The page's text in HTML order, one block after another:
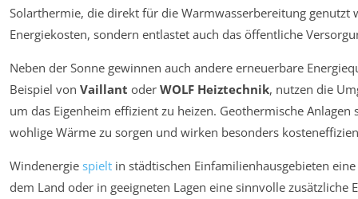
Solarthermie, die direkt für die Warmwasserbereitung genutzt
Energiekosten, sondern entlastet auch das öffentliche
Neben der Sonne gewinnen auch andere erneuerbare
Beispiel von Vaillant oder WOLF Heiztechnik, nutzen die
um das Eigenheim effizient zu heizen. Geothermische
wohlige Wärme zu sorgen und wirken besonders
Windenergie spielt in städtischen Einfamilienhausgebieten
dem Land oder in geeigneten Lagen eine sinnvolle zusätzliche